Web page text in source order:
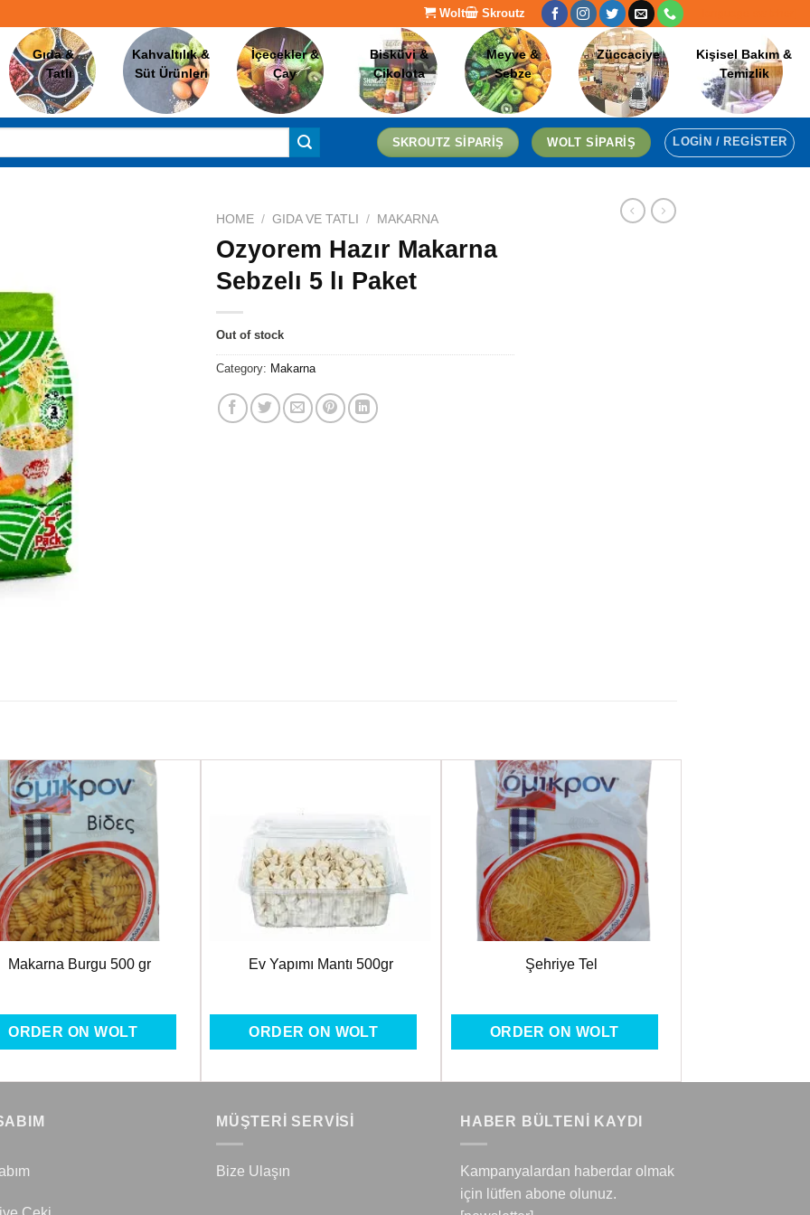
Wolt Skroutz
Gıda &
Tatlı
Kahvaltılık &
Süt Ürünleri
İçecekler &
Çay
Bisküvi &
Çikolota
Meyve &
Sebze
Züccaciye
Kişisel Bakım &
Temizlik
SKROUTZ SIPARIŞ WOLT SIPARIŞ LOGIN / REGISTER
HOME / GIDA VE TATLI / MAKARNA
Ozyorem Hazır Makarna
Sebzelı 5 lı Paket
Out of stock
Category: Makarna
Favorilere
Makarna Burgu 500 gr
ORDER ON WOLT
Favorilere
Ev Yapımı Mantı 500gr
ORDER ON WOLT
Favorilere
Ekle
Şehriye Tel
ORDER ON WOLT
MÜŞTERİ SERVİSİ
Bize Ulaşın
HABER BÜLTENİ KAYDI
Kampanyalardan haberdar olmak
için lütfen abone olunuz.